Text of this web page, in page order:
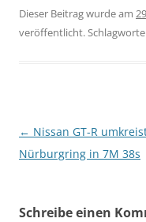
Dieser Beitrag wurde am
veröffentlicht.
Beitragsnavigation
← Nissan GT-R
Nürburgring in 7M 38s
Schreibe einen